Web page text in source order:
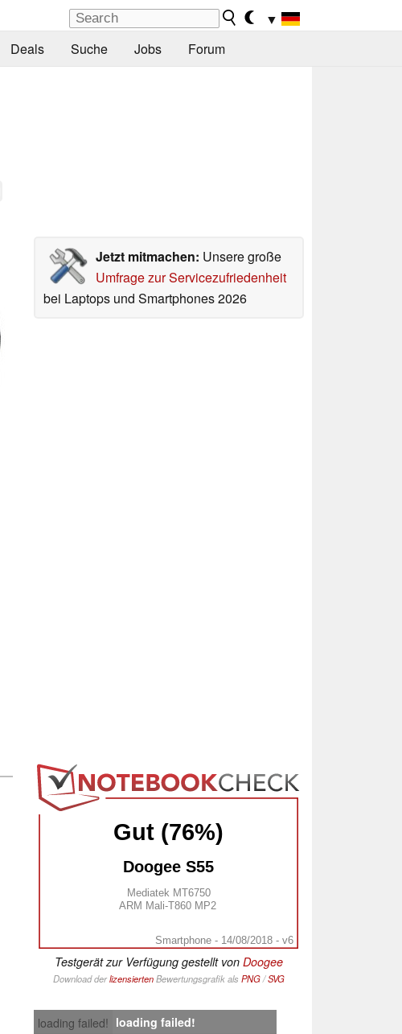
▼
Deals Suche Jobs Forum
Jetzt mitmachen: Unsere große
Umfrage zur Servicezufriedenheit
bei Laptops und Smartphones 2026
Gut (76%)
Doogee S55
Mediatek MT6750
ARM Mali-T860 MP2
Smartphone - 14/08/2018 - v6
Testgerät zur Verfügung gestellt von Doogee
Download derlizensiertenBewertungsgrafik als PNG/SVG
loading failed! loading failed!